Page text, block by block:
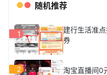
随机推荐
1
建行生活准
券
2
淘宝直播间0